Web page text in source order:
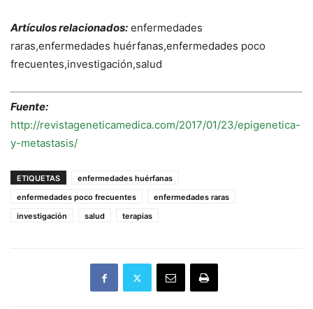
Artículos relacionados: enfermedades
raras,enfermedades huérfanas,enfermedades poco
frecuentes,investigación,salud
Fuente:
http://revistageneticamedica.com/2017/01/23/epigenetica-
y-metastasis/
ETIQUETAS
enfermedades huérfanas
enfermedades poco frecuentes
enfermedades raras
investigación
salud terapias